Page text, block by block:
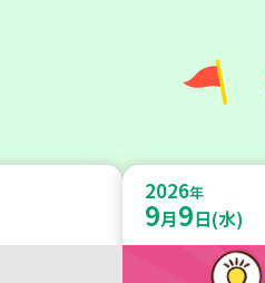
2026年
9月9日(水)